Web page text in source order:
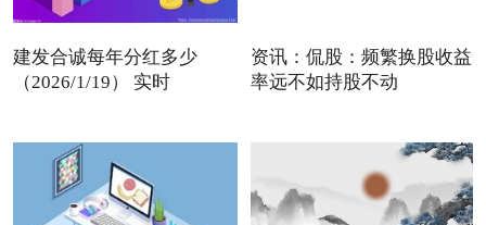
建发合诚每年分红多少
（2026/1/19） 实时
资讯：侃股：频繁换股收益
率远不如持股不动